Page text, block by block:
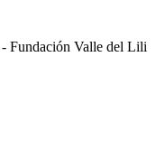
- Fundación Valle del Lili